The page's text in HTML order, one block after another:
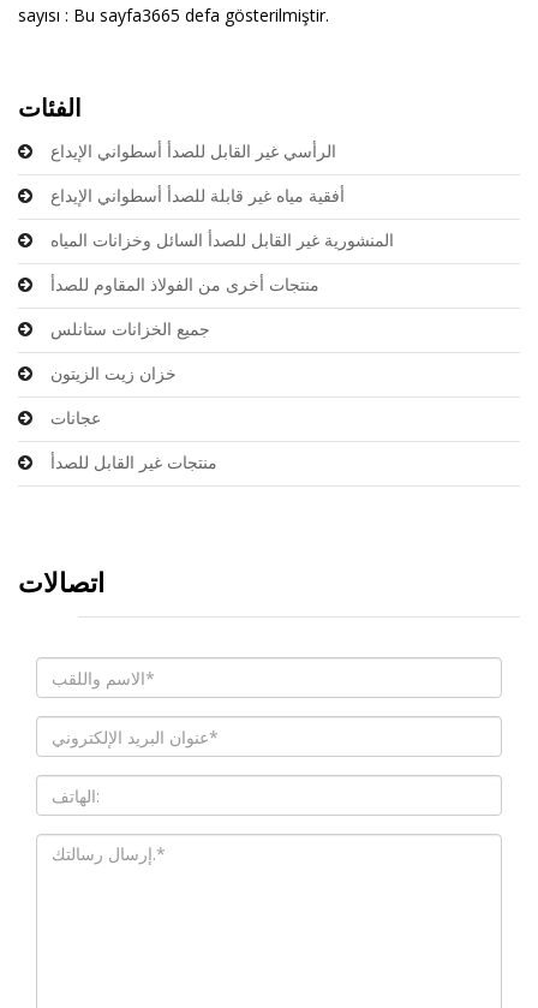
sayısı : Bu sayfa3665 defa gösterilmiştir.
الفئات
الرأسي غير القابل للصدأ أسطواني الإيداع
أفقية مياه غير قابلة للصدأ أسطواني الإيداع
المنشورية غير القابل للصدأ السائل وخزانات المياه
منتجات أخرى من الفولاذ المقاوم للصدأ
جميع الخزانات ستانلس
خزان زيت الزيتون
عجانات
منتجات غير القابل للصدأ
اتصالات